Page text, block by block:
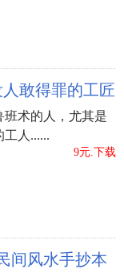
早掌握把握自
明天。
精品测算》精
敢得罪的工匠
班术的人，尤其是
人......
9元.下载
间风水手抄本